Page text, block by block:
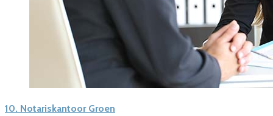
10. Notariskantoor Groen